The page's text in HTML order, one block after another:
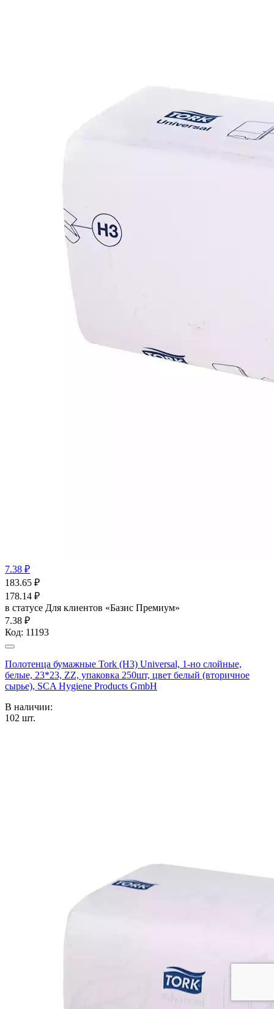
7.38 ₽
183.65 ₽
178.14 ₽
в статусе Для клиентов «Базис Премиум»
7.38 ₽
Код: 11193
Полотенца бумажные Tork (Н3) Universal, 1-но слойные,
белые, 23*23, ZZ, упаковка 250шт, цвет белый (вторичное
сырье), SCA Hygiene Products GmbH
В наличии:
102 шт.